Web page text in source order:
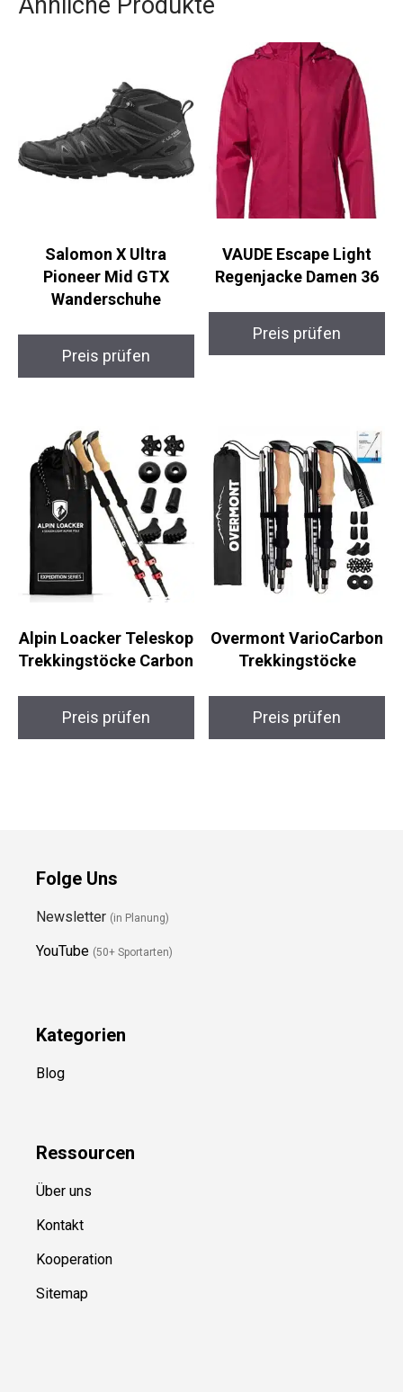
verzaubern und schöpft neue Energie in der
Ähnliche Produkte
Salomon X Ultra
Pioneer Mid GTX
Wanderschuhe
Preis prüfen
VAUDE Escape Light
Regenjacke Damen 36
Alpin Loacker
Teleskop
Overmont
VarioCarbon
Newsletter(in Planung)
YouTube
Kategorien
Blog